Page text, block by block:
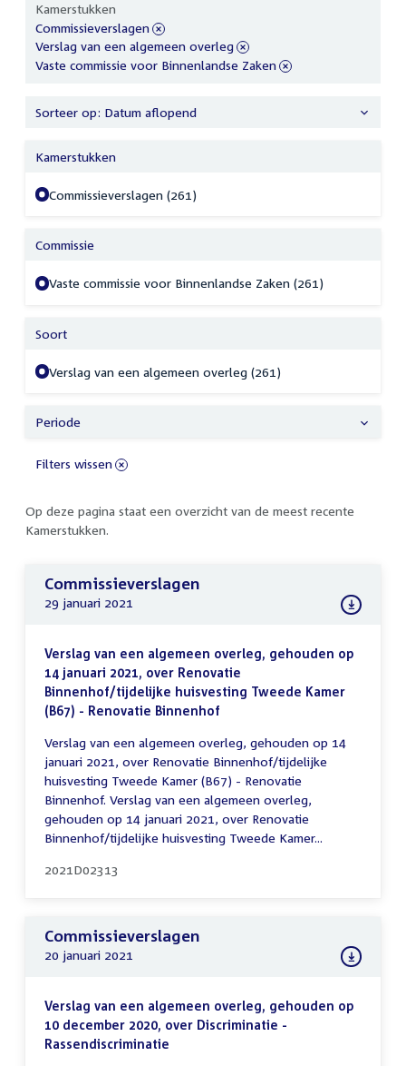
Op deze pagina staat een overzicht van de meest recente
Kamerstukken.
Commissieverslagen
29 januari 2021
Verslag van een algemeen overleg, gehouden op
14 januari 2021, over Renovatie
Binnenhof/tijdelijke huisvesting Tweede Kamer
(B67) - Renovatie Binnenhof
Verslag van een algemeen overleg, gehouden op 14
januari 2021, over Renovatie Binnenhof/tijdelijke
huisvesting Tweede Kamer (B67) - Renovatie
Binnenhof. Verslag van een algemeen overleg,
gehouden op 14 januari 2021, over Renovatie
Binnenhof/tijdelijke huisvesting Tweede Kamer...
2021D02313
Commissieverslagen
20 januari 2021
Verslag van een algemeen overleg, gehouden op
10 december 2020, over Discriminatie -
Rassendiscriminatie
uw
resultaten
Kamerstukken
verwijder
filter
Commissieverslagen
verwijder
filter
Verslag van een algemeen overleg
verwijder
Vaste commissie voor Binnenlandse Zaken
Sorteer op: Datum aflopend
Kamerstukken
Commissieverslagen (261)
Commissie
Vaste commissie voor Binnenlandse Zaken (261)
Soort
Verslag van een algemeen overleg (261)
Periode
Filters wissen